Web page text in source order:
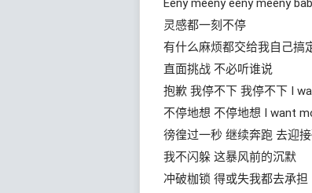
Eeny meeny eeny meeny
灵感都一刻不停
有什么麻烦都交给我自己搞
直面挑战 不必听谁说
抱歉 我停不下 我停不下 I
不停地想 不停地想 I want
徬徨过一秒 继续奔跑 去迎
我不闪躲 这暴风前的沉默
冲破枷锁 得或失我都去承担